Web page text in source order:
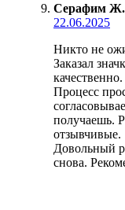
Серафим Ж.
22.06.2025
Никто не
Заказал
качественно.
Процесс
получаешь.
отзывчивые.
Довольный
снова.